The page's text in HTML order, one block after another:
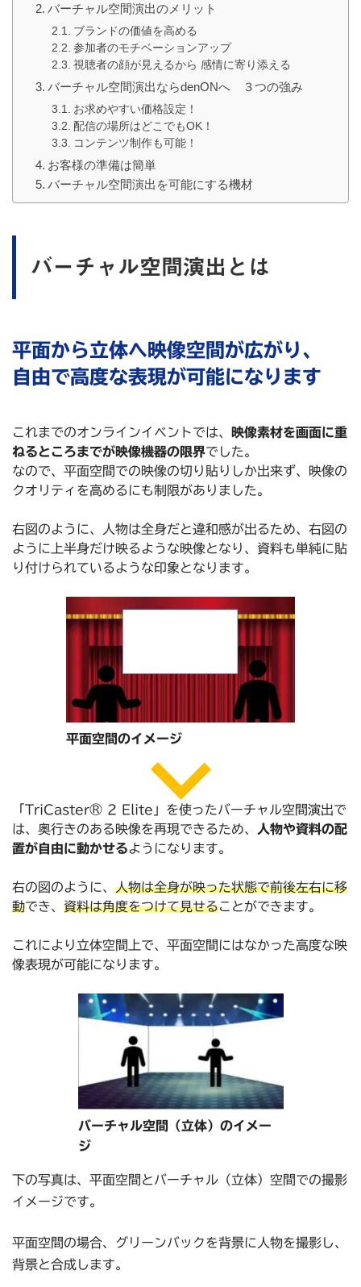
バーチャル空間演出のメリット
ブランドの価値を高める
参加者のモチベーションアップ
視聴者の顔が見えるから 感情に寄り添える
バーチャル空間演出ならdenONへ ３つの強み
お求めやすい価格設定！
配信の場所はどこでもOK！
コンテンツ制作も可能！
お客様の準備は簡単
バーチャル空間演出を可能にする機材
バーチャル空間演出とは
平面から立体へ映像空間が広がり、
自由で高度な表現が可能になります
これまでのオンラインイベントでは、
映像素材を画面に重
ねるところまでが映像機器の限界でした。
なので、平面空間での映像の切り貼りしか出来ず、映像の
クオリティを高めるにも制限がありました。
右図のように、人物は全身だと違和感が出るため、右図の
ように上半身だけ映るような映像となり、資料も単純に貼
り付けられているような印象となります。
平面空間のイメージ
「TriCaster® 2 Elite」を使ったバーチャル空間演出で
は、奥行きのある映像を再現できるため、
人物や資料の配
置が自由に動かせるようになります。
右の図のように、 人物は全身が映った状態で前後左右に移
動でき、 資料は角度をつけて見せることができます。
これにより立体空間上で、平面空間にはなかった高度な映
像表現が可能になります。
バーチャル空間（立体）のイメー
ジ
下の写真は、平面空間とバーチャル（立体）空間での撮影
イメージです。
平面空間の場合、グリーンバックを背景に人物を撮影し、
背景と合成します。